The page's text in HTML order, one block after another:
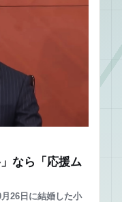
なら「応援ム
26日に結婚した小